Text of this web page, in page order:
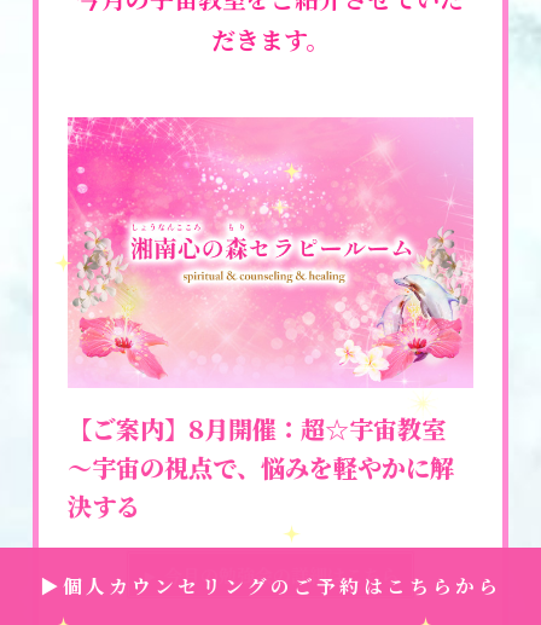
だきます。
【ご案内】8月開催：超☆宇宙教室
〜宇宙の視点で、悩みを軽やかに解
決する
► 今月の勉強会の詳細はこちら
▶個人カウンセリングのご予約はこちらから